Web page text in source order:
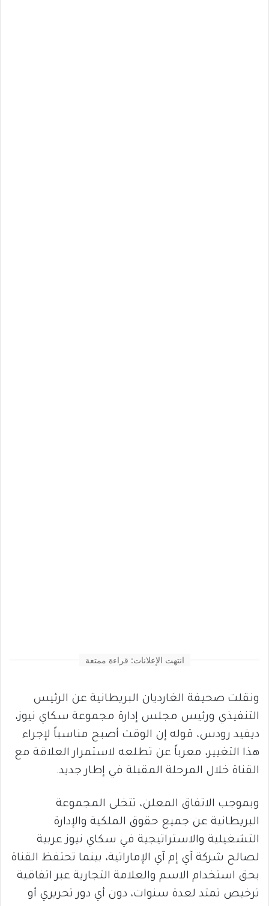
انتهت الإعلانات: قراءة ممتعة
ونقلت صحيفة الغارديان البريطانية عن الرئيس
التنفيذي ورئيس مجلس إدارة مجموعة سكاي نيوز،
ديفيد رودس، قوله إن الوقت أصبح مناسباً لإجراء
هذا التغيير، معرباً عن تطلعه لاستمرار العلاقة مع
القناة خلال المرحلة المقبلة في إطار جديد.
وبموجب الاتفاق المعلن، تتخلى المجموعة
البريطانية عن جميع حقوق الملكية والإدارة
التشغيلية والاستراتيجية في سكاي نيوز عربية
لصالح شركة آي إم آي الإماراتية، بينما تحتفظ القناة
بحق استخدام الاسم والعلامة التجارية عبر اتفاقية
ترخيص تمتد لعدة سنوات، دون أي دور تحريري أو